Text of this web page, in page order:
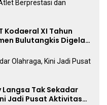
Kodaeral XI Tahun
Bulutangkis Digelar
Prajurit
Langsa Tak Sekadar
Jadi Pusat Aktivitas